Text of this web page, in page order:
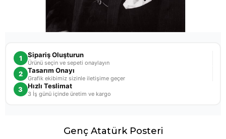
1 Sipariş Oluşturun
Ürünü seçin ve sepeti onaylayın
2 Tasarım Onayı
Grafik ekibimiz sizinle iletişime geçer
3 Hızlı Teslimat
3 İş günü içinde üretim ve kargo
Genç Atatürk Posteri